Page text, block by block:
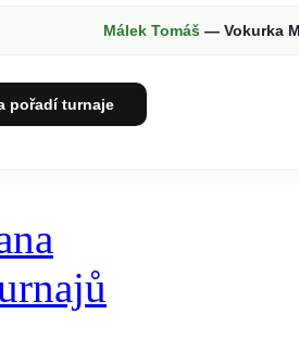
Málek Tomáš — Vokurka
pořadí turnaje